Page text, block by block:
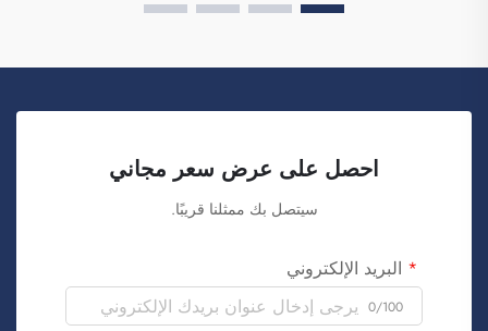
احصل على عرض سعر مجاني
سيتصل بك ممثلنا قريبًا.
البريد الإلكتروني
0/100